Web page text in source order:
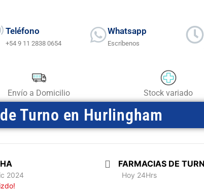
Teléfono
+54 9 11 2838 0654
Whatsapp
Escríbenos
Envío a Domicilio Stock variado
Turno en Hurlingham
2024
FARMACIAS DE
Hoy 24Hrs